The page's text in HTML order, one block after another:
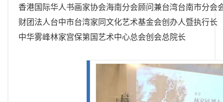
香港国际华人书画家协会海南分会顾问兼台湾台南市分会
财团法人台中市台湾家同文化艺术基金会创办人暨执行长
中华雾峰林家宫保第国艺术中心总会创会总院长